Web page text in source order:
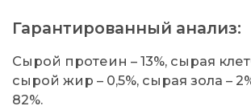
Гарантированный анализ:
Сырой протеин – 13%, сырая
сырой жир – 0,5%, сырая зола –
82%.